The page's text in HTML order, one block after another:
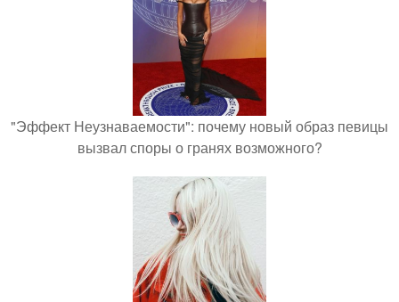
"Эффект Неузнаваемости": почему новый образ певицы
вызвал споры о гранях возможного?